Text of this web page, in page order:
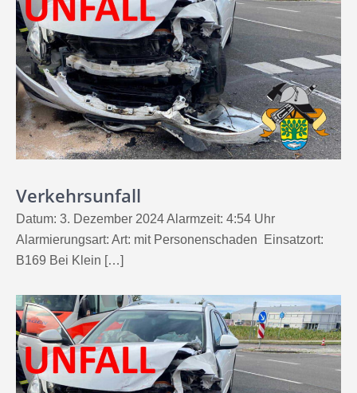
Verkehrsunfall
Datum: 3. Dezember 2024 Alarmzeit: 4:54 Uhr
Alarmierungsart: Art: mit Personenschaden Einsatzort:
B169 Bei Klein […]